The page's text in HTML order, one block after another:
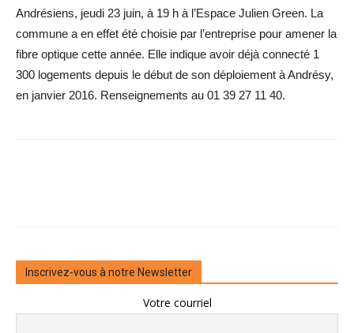
Andrésiens, jeudi 23 juin, à 19 h à l’Espace Julien Green. La
commune a en effet été choisie par l’entreprise pour amener la
fibre optique cette année. Elle indique avoir déjà connecté 1
300 logements depuis le début de son déploiement à Andrésy,
en janvier 2016. Renseignements au 01 39 27 11 40.
Inscrivez-vous à notre Newsletter
Votre courriel